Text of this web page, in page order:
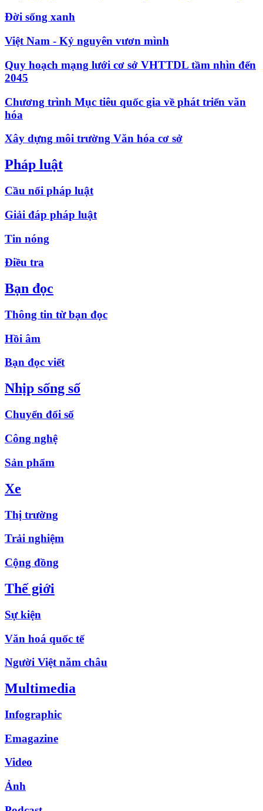
Đời sống xanh
Việt Nam - Kỷ nguyên vươn mình
Quy hoạch mạng lưới cơ sở VHTTDL tầm nhìn đến
2045
Chương trình Mục tiêu quốc gia về phát triển văn
hóa
Xây dựng môi trường Văn hóa cơ sở
Pháp luật
Cầu nối pháp luật
Giải đáp pháp luật
Tin nóng
Điều tra
Bạn đọc
Thông tin từ bạn đọc
Hồi âm
Bạn đọc viết
Nhịp sống số
Chuyển đổi số
Công nghệ
Sản phẩm
Xe
Thị trường
Trải nghiệm
Cộng đồng
Thế giới
Sự kiện
Văn hoá quốc tế
Người Việt năm châu
Multimedia
Infographic
Emagazine
Video
Ảnh